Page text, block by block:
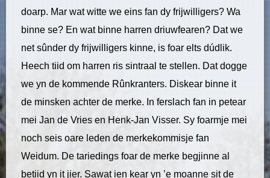
doarp. Mar wat witte we eins fan dy frijwilligers? Wa
binne se? En wat binne harren driuwfearen? Dat we
net sûnder dy frijwilligers kinne, is foar elts dúdlik.
Heech tiid om harren ris sintraal te stellen. Dat dogge
we yn de kommende Rûnkranters. Diskear binne it
de minsken achter de merke. In ferslach fan in petear
mei Jan de Vries en Henk-Jan Visser. Sy foarmje mei
noch seis oare leden de merkekommisje fan
Weidum. De tariedings foar de merke begjinne al
betiid yn it jier. Sawat ien kear yn ’e moanne sit de